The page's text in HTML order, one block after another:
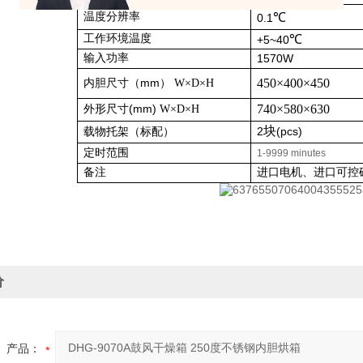
温度分辨率 0.1 ℃
工作环境温度 +5~40℃
输入功率 1570W
内胆尺寸（ mm ） W×D×H 450×400×450
外形尺寸(mm) W×D×H 740×580×630
载物托架（标配） 2块(pcs)
定时范围 1-9999 minutes
备注 进口电机、进口可控
产品：